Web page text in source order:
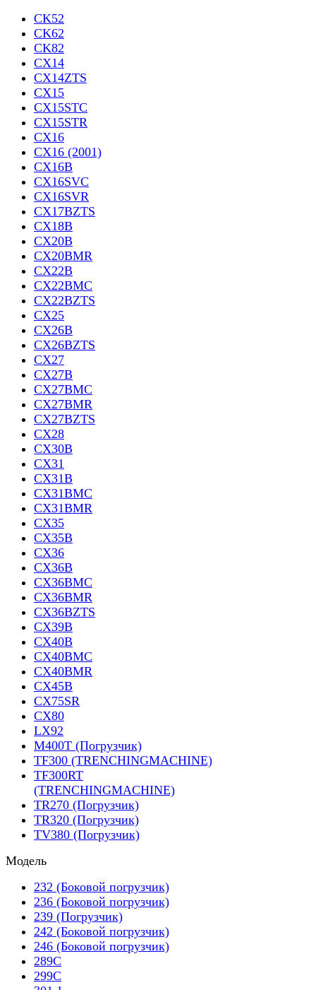
CK52
CK62
CK82
CX14
CX14ZTS
CX15
CX15STC
CX15STR
CX16
CX16 (2001)
CX16B
CX16SVC
CX16SVR
CX17BZTS
CX18B
CX20B
CX20BMR
CX22B
CX22BMC
CX22BZTS
CX25
CX26B
CX26BZTS
CX27
CX27B
CX27BMC
CX27BMR
CX27BZTS
CX28
CX30B
CX31
CX31B
CX31BMC
CX31BMR
CX35
CX35B
CX36
CX36B
CX36BMC
CX36BMR
CX36BZTS
CX39B
CX40B
CX40BMC
CX40BMR
CX45B
CX75SR
CX80
LX92
M400T (Погрузчик)
TF300 (TRENCHINGMACHINE)
TF300RT
(TRENCHINGMACHINE)
TR270 (Погрузчик)
TR320 (Погрузчик)
TV380 (Погрузчик)
Модель
232 (Боковой погрузчик)
236 (Боковой погрузчик)
239 (Погрузчик)
242 (Боковой погрузчик)
246 (Боковой погрузчик)
289C
299C